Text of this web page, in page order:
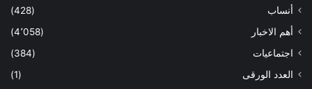
أنساب
(428)
أهم الاخبار
(4٬058)
اجتماعيات
(384)
العدد الورقى
(1)